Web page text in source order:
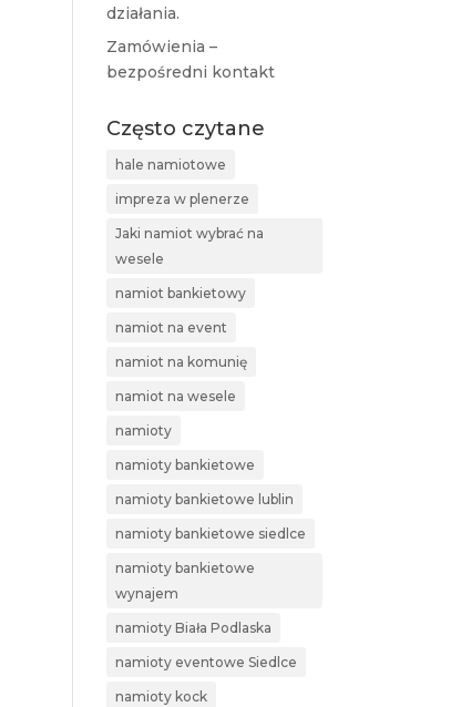
działania.
Zamówienia –
bezpośredni kontakt
Często czytane
hale namiotowe
impreza w plenerze
Jaki namiot wybrać na
wesele
namiot bankietowy
namiot na event
namiot na komunię
namiot na wesele
namioty
namioty bankietowe
namioty bankietowe lublin
namioty bankietowe siedlce
namioty bankietowe
wynajem
namioty Biała Podlaska
namioty eventowe Siedlce
namioty kock